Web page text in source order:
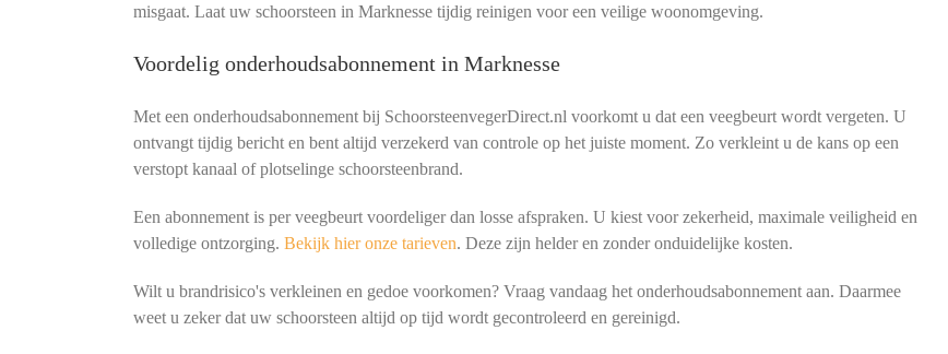
misgaat. Laat uw schoorsteen in Marknesse tijdig reinigen voor een veilige woonomgeving.
Voordelig onderhoudsabonnement in Marknesse
Met een onderhoudsabonnement bij SchoorsteenvegerDirect.nl voorkomt u dat een veegbeurt wordt vergeten. U
ontvangt tijdig bericht en bent altijd verzekerd van controle op het juiste moment. Zo verkleint u de kans op een
verstopt kanaal of plotselinge schoorsteenbrand.
Een abonnement is per veegbeurt voordeliger dan losse afspraken. U kiest voor zekerheid, maximale veiligheid en
volledige ontzorging. Bekijk hier onze tarieven. Deze zijn helder en zonder onduidelijke kosten.
Wilt u brandrisico's verkleinen en gedoe voorkomen? Vraag vandaag het onderhoudsabonnement aan. Daarmee
weet u zeker dat uw schoorsteen altijd op tijd wordt gecontroleerd en gereinigd.